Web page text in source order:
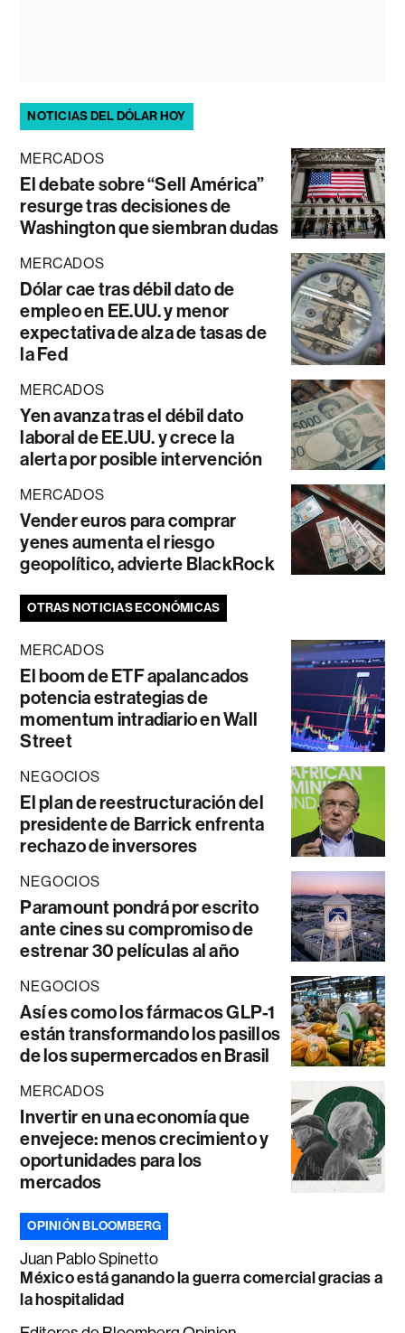
NOTICIAS DEL DÓLAR HOY
MERCADOS
El debate sobre “Sell América”
resurge tras decisiones de
Washington que siembran dudas
MERCADOS
Dólar cae tras débil dato de
empleo en EE.UU. y menor
expectativa de alza de tasas de
la Fed
MERCADOS
Yen avanza tras el débil dato
laboral de EE.UU. y crece la
alerta por posible intervención
MERCADOS
Vender euros para comprar
yenes aumenta el riesgo
geopolítico, advierte BlackRock
OTRAS NOTICIAS ECONÓMICAS
MERCADOS
El boom de ETF apalancados
potencia estrategias de
momentum intradiario en Wall
Street
NEGOCIOS
El plan de reestructuración del
presidente de Barrick enfrenta
rechazo de inversores
NEGOCIOS
Paramount pondrá por escrito
ante cines su compromiso de
estrenar 30 películas al año
NEGOCIOS
Así es como los fármacos GLP-1
están transformando los pasillos
de los supermercados en Brasil
MERCADOS
Invertir en una economía que
envejece: menos crecimiento y
oportunidades para los
mercados
OPINIÓN BLOOMBERG
Juan Pablo Spinetto
México está ganando la guerra comercial gracias a
la hospitalidad